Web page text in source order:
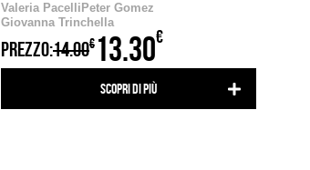
Valeria Pacelli Peter Gomez
Giovanna Trinchella
PREZZO:14.00€ 13.30€
Scopri di più